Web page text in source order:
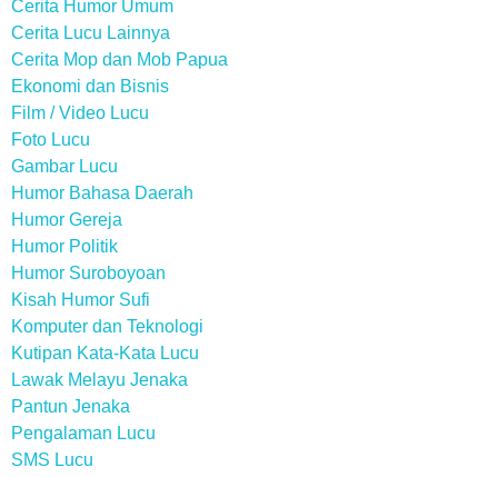
Cerita Humor Umum
Cerita Lucu Lainnya
Cerita Mop dan Mob Papua
Ekonomi dan Bisnis
Film / Video Lucu
Foto Lucu
Gambar Lucu
Humor Bahasa Daerah
Humor Gereja
Humor Politik
Humor Suroboyoan
Kisah Humor Sufi
Komputer dan Teknologi
Kutipan Kata-Kata Lucu
Lawak Melayu Jenaka
Pantun Jenaka
Pengalaman Lucu
SMS Lucu